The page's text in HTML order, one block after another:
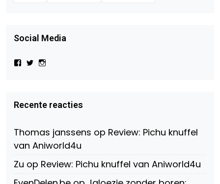
Social Media
Bekijk
Beauty-
147775071915783/?
Facebook
Bekijk
op
Twitter
op
Instagram
Recente reacties
Thomas janssens op Review: Pichu knuffel
van Aniworld4u
Zu op Review: Pichu knuffel van Aniworld4u